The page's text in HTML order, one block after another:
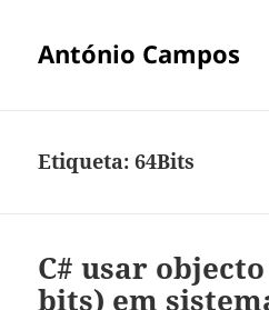
António Campos
Etiqueta:64Bits
C# usar objecto
bits) em